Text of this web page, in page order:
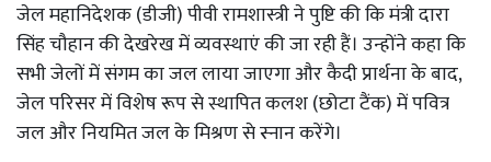
जेल महानिदेशक (डीजी) पीवी रामशास्त्री ने पुष्टि की कि मंत्री दारा
सिंह चौहान की देखरेख में व्यवस्थाएं की जा रही हैं। उन्होंने कहा कि
सभी जेलों में संगम का जल लाया जाएगा और कैदी प्रार्थना के बाद,
जेल परिसर में विशेष रूप से स्थापित कलश (छोटा टैंक) में पवित्र
जल और नियमित जल के मिश्रण से स्नान करेंगे।